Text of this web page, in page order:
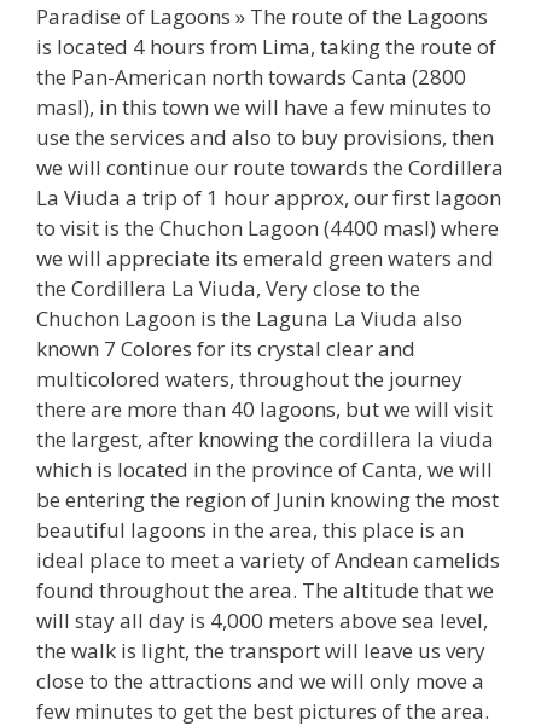
Paradise of Lagoons » The route of the Lagoons
is located 4 hours from Lima, taking the route of
the Pan-American north towards Canta (2800
masl), in this town we will have a few minutes to
use the services and also to buy provisions, then
we will continue our route towards the Cordillera
La Viuda a trip of 1 hour approx, our first lagoon
to visit is the Chuchon Lagoon (4400 masl) where
we will appreciate its emerald green waters and
the Cordillera La Viuda, Very close to the
Chuchon Lagoon is the Laguna La Viuda also
known 7 Colores for its crystal clear and
multicolored waters, throughout the journey
there are more than 40 lagoons, but we will visit
the largest, after knowing the cordillera la viuda
which is located in the province of Canta, we will
be entering the region of Junin knowing the most
beautiful lagoons in the area, this place is an
ideal place to meet a variety of Andean camelids
found throughout the area. The altitude that we
will stay all day is 4,000 meters above sea level,
the walk is light, the transport will leave us very
close to the attractions and we will only move a
few minutes to get the best pictures of the area.